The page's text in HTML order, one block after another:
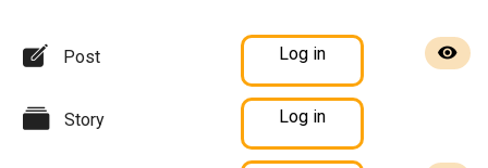
Post Log in
Story Log in